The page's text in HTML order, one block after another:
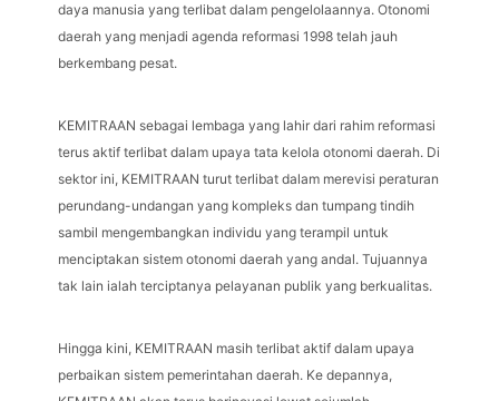
daya manusia yang terlibat dalam pengelolaannya. Otonomi
daerah yang menjadi agenda reformasi 1998 telah jauh
berkembang pesat.
KEMITRAAN sebagai lembaga yang lahir dari rahim reformasi
terus aktif terlibat dalam upaya tata kelola otonomi daerah. Di
sektor ini, KEMITRAAN turut terlibat dalam merevisi peraturan
perundang-undangan yang kompleks dan tumpang tindih
sambil mengembangkan individu yang terampil untuk
menciptakan sistem otonomi daerah yang andal. Tujuannya
tak lain ialah terciptanya pelayanan publik yang berkualitas.
Hingga kini, KEMITRAAN masih terlibat aktif dalam upaya
perbaikan sistem pemerintahan daerah. Ke depannya,